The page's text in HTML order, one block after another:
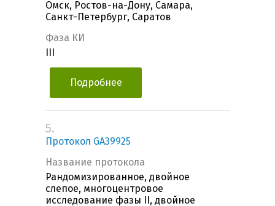
Омск, Ростов-на-Дону, Самара,
Санкт-Петербург, Саратов
Фаза КИ
Подробнее
5.
Протокол GA39925
Название протокола
Рандомизированное, двойное
слепое, многоцентровое
исследование фазы II, двойное